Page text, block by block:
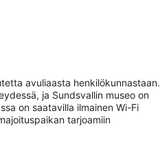
avuliaasta henkilökunnastaan.
ja Sundsvallin museo on
on saatavilla ilmainen Wi-Fi
tarjoamiin